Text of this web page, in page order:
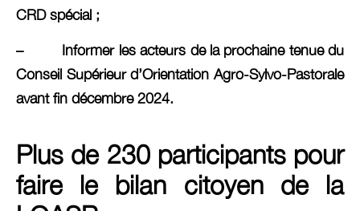
CRD spécial ;
– Informer les acteurs de la prochaine tenue du
Conseil Supérieur d’Orientation Agro-Sylvo-Pastorale
avant fin décembre 2024.
Plus de 230 participants pour
faire le bilan citoyen de la